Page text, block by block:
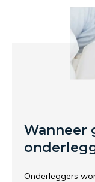
Wanneer
Onderleggers